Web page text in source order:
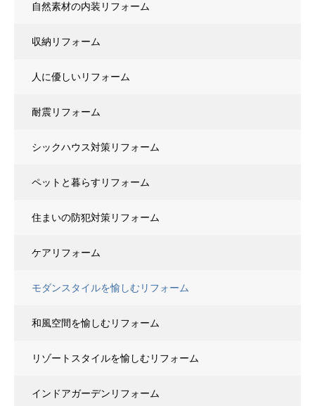
自然素材の内装リフォーム
収納リフォーム
人に優しいリフォーム
耐震リフォーム
シックハウス対策リフォーム
ペットと暮らすリフォーム
住まいの防犯対策リフォーム
ケアリフォーム
モダンスタイルを愉しむリフォーム
和風空間を愉しむリフォーム
リゾートスタイルを愉しむリフォーム
インドアガーデンリフォーム